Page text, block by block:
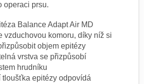
operaci prsu.
Balance Adapt Air MD
vzduchovou komoru, díky níž si
objem epitézy
vrstva se přizpůsobí
hrudníku
tloušťka epitézy odpovídá